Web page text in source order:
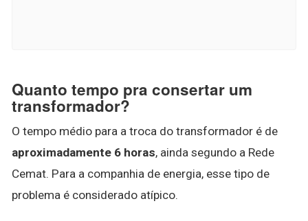
Quanto tempo pra consertar um
transformador?
O tempo médio para a troca do transformador é de
aproximadamente 6 horas, ainda segundo a Rede
Cemat. Para a companhia de energia, esse tipo de
problema é considerado atípico.